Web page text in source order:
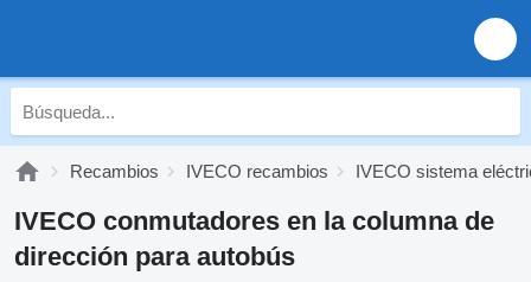
Recambios IVECO recambios IVECO sistema
IVECO conmutadores en la columna de
dirección para autobús